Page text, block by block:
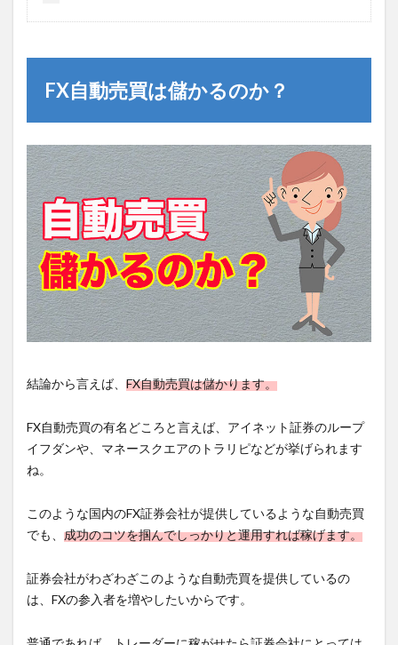
FX自動売買は儲かるのか？
結論から言えば、 FX自動売買は儲かります。
FX自動売買の有名どころと言えば、アイネット証券のループ
イフダンや、マネースクエアのトラリピなどが挙げられます
ね。
このような国内のFX証券会社が提供しているような自動売買
でも、 成功のコツを掴んでしっかりと運用すれば稼げます。
証券会社がわざわざこのような自動売買を提供しているの
は、FXの参入者を増やしたいからです。